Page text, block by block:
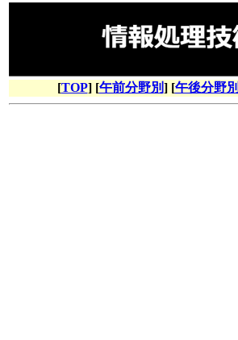
[TOP] [午前分野別] [午後分野別